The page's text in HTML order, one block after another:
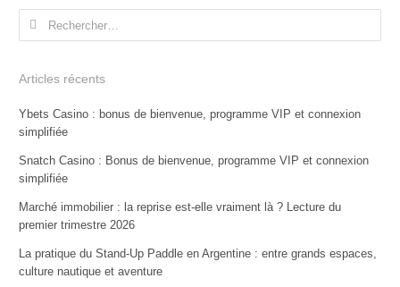
Rechercher :
Articles récents
Ybets Casino : bonus de bienvenue, programme VIP et connexion
simplifiée
Snatch Casino : Bonus de bienvenue, programme VIP et connexion
simplifiée
Marché immobilier : la reprise est-elle vraiment là ? Lecture du
premier trimestre 2026
La pratique du Stand-Up Paddle en Argentine : entre grands espaces,
culture nautique et aventure